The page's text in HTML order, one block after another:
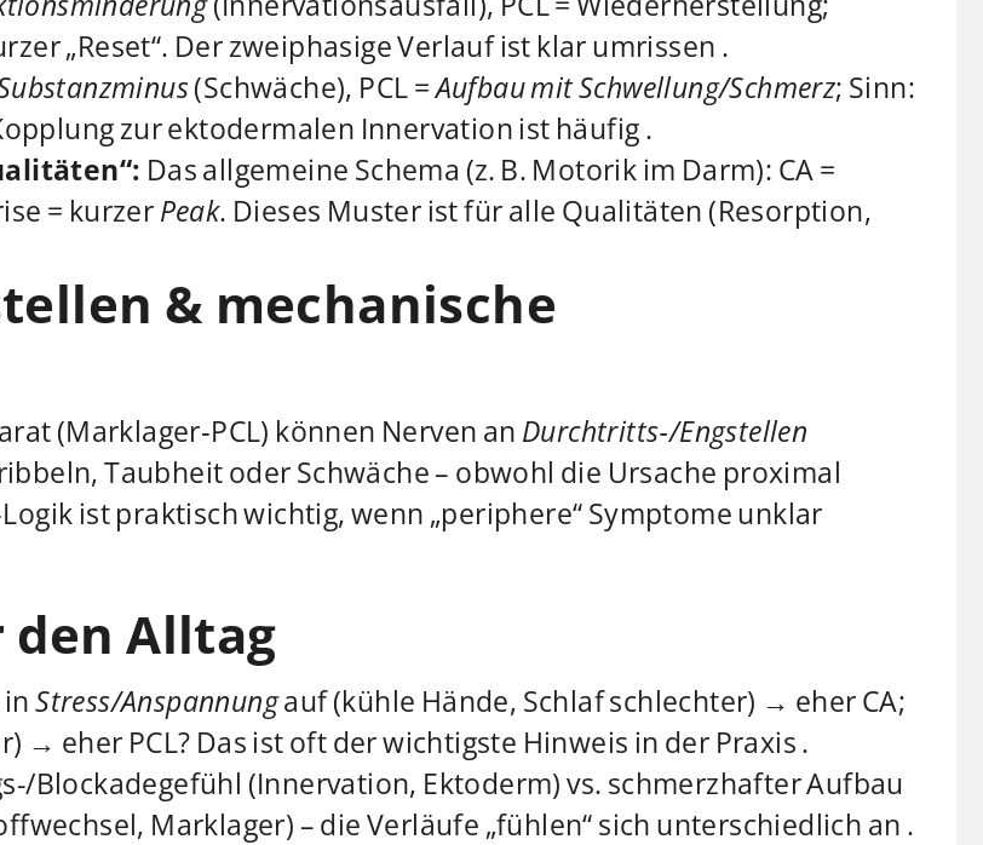
„Reset“. Der zweiphasige Verlauf ist klar umrissen .
(Schwäche), PCL =Aufbau mit Schwellung/Schmerz; Sinn:
zur ektodermalen Innervation ist häufig .
Das allgemeine Schema (z. B. Motorik im Darm): CA =
= kurzerPeak. Dieses Muster ist für alle Qualitäten (Resorption,
& mechanische
(Marklager‑PCL) können Nerven an Durchtritts‑/Engstellen
Taubheit oder Schwäche – obwohl die Ursache proximal
ist praktisch wichtig, wenn „periphere“ Symptome unklar
den Alltag
inStress/Anspannungauf (kühle Hände, Schlaf schlechter) → eher CA;
→ eher PCL? Das ist oft der wichtigste Hinweis in der Praxis .
Blockadegefühl (Innervation, Ektoderm) vs. schmerzhafter Aufbau
Marklager) – die Verläufe „fühlen“ sich unterschiedlich an .